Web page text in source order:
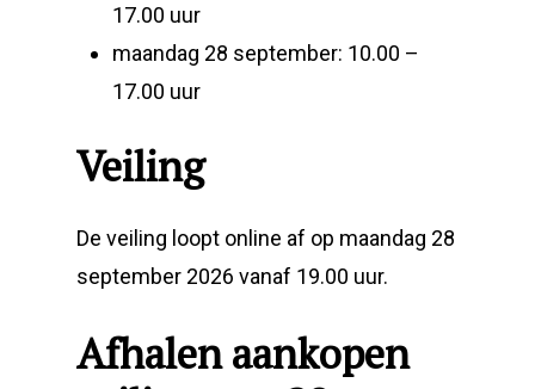
17.00 uur
maandag 28 september: 10.00 –
17.00 uur
Veiling
De veiling loopt online af op maandag 28
september 2026 vanaf 19.00 uur.
Afhalen aankopen